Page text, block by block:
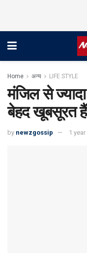
Home अन्य LIFE STYLE
मंजिल से
बेहद खूबसूरत हैं
by newzgossip 1